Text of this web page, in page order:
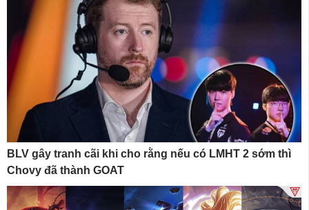
BLV gây tranh cãi khi cho rằng nếu có LMHT 2 sớm thì
Chovy đã thành GOAT